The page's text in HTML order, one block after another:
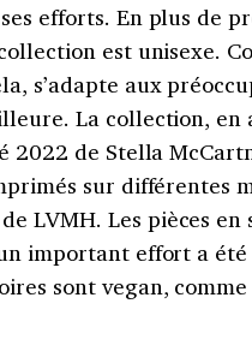
efforts. En plus de
est unisexe.
s’adapte aux
La collection, en
2022 de Stella
sur différentes
LVMH. Les pièces
important effort a
sont vegan,